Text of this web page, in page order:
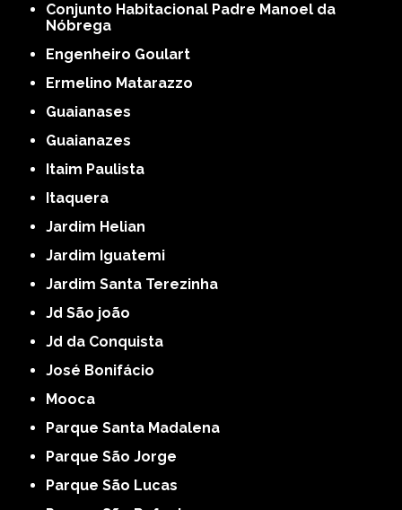
Conjunto Habitacional Padre Manoel da
Nóbrega
Engenheiro Goulart
Ermelino Matarazzo
Guaianases
Guaianazes
Itaim Paulista
Itaquera
Jardim Helian
Jardim Iguatemi
Jardim Santa Terezinha
Jd São joão
Jd da Conquista
José Bonifácio
Mooca
Parque Santa Madalena
Parque São Jorge
Parque São Lucas